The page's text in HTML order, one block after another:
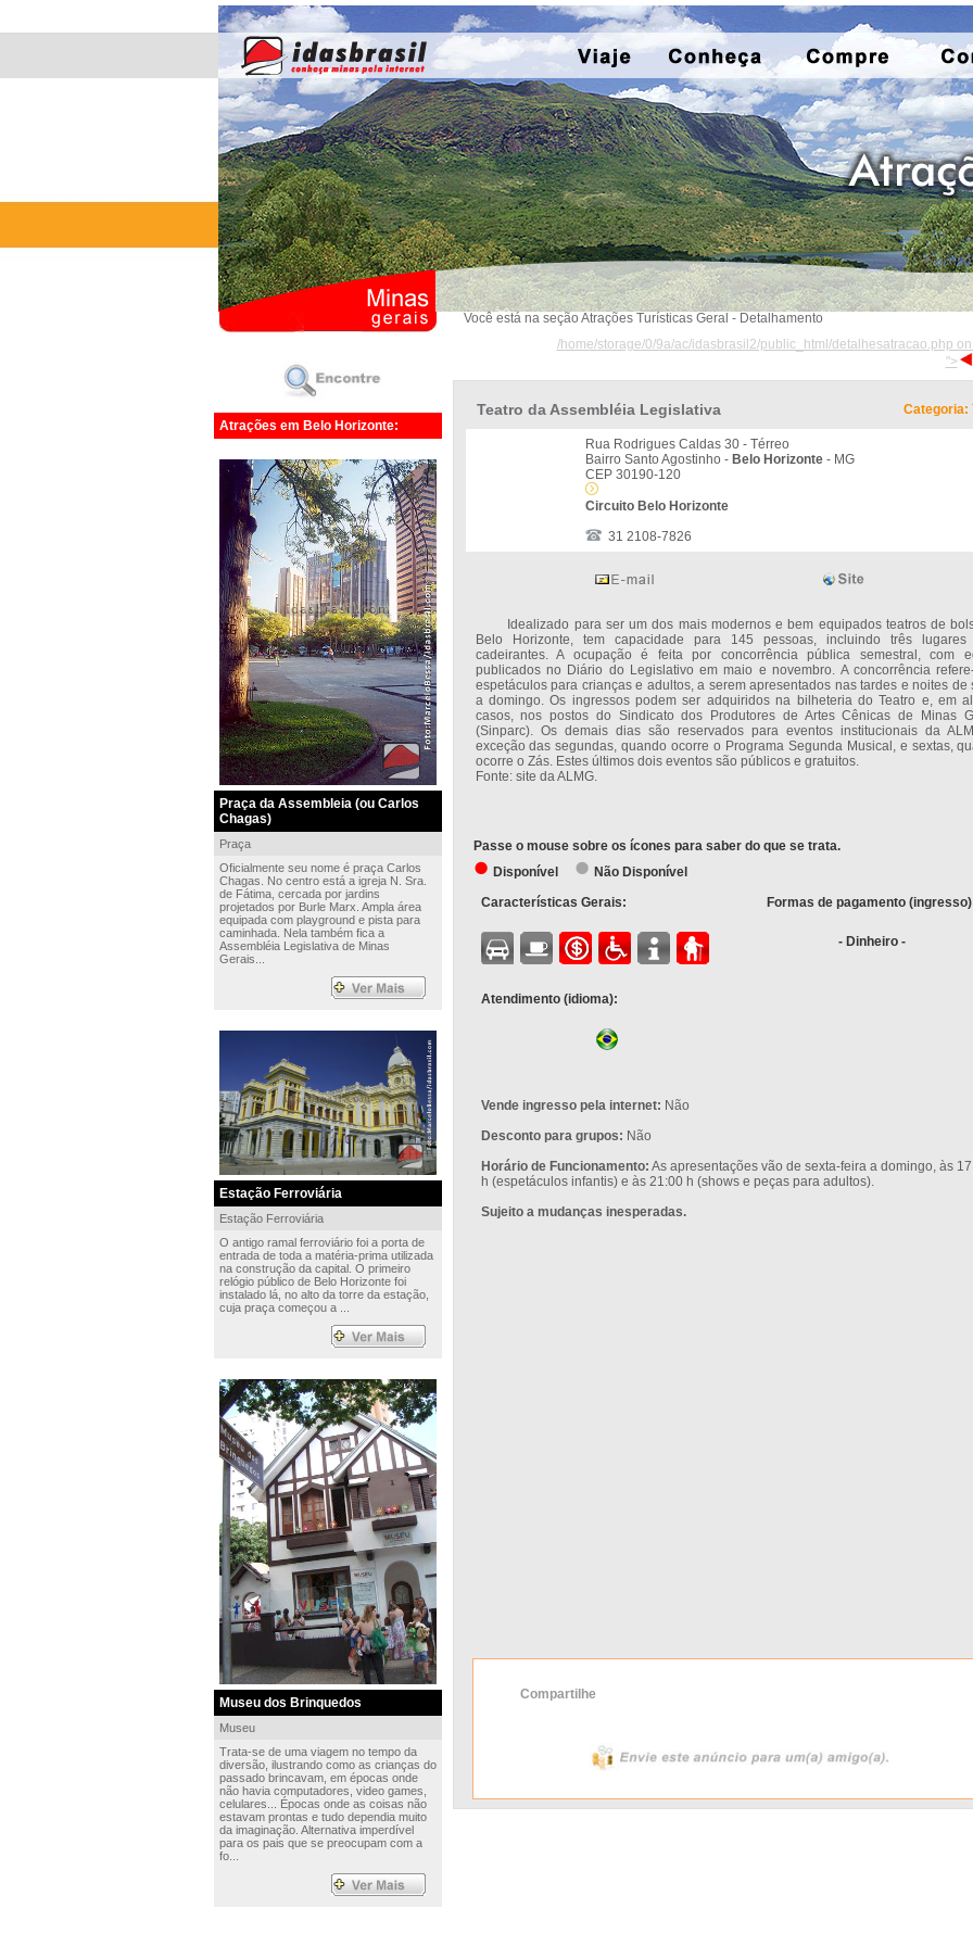
Atrações em Belo Horizonte:
Praça da Assembleia (ou Carlos
Chagas)
Praça
Oficialmente seu nome é praça Carlos
Chagas. No centro está a igreja N. Sra.
de Fátima, cercada por jardins
projetados por Burle Marx. Ampla área
equipada com playground e pista para
caminhada. Nela também fica a
Assembléia Legislativa de Minas
Gerais...
Estação Ferroviária
Estação Ferroviária
O antigo ramal ferroviário foi a porta de
entrada de toda a matéria-prima utilizada
na construção da capital. O primeiro
relógio público de Belo Horizonte foi
instalado lá, no alto da torre da estação,
cuja praça começou a ...
Museu dos Brinquedos
Museu
Trata-se de uma viagem no tempo da
diversão, ilustrando como as crianças do
passado brincavam, em épocas onde
não havia computadores, video games,
celulares... Épocas onde as coisas não
estavam prontas e tudo dependia muito
da imaginação. Alternativa imperdível
para os pais que se preocupam com a
fo...
Você está na seção Atrações Turísticas Geral - Detalhamento
/home/storage/0/9a/ac/idasbrasil2/public_html/detalhesatracao.php
">
Teatro da Assembléia Legislativa Categoria:
Rua Rodrigues Caldas 30 - Térreo
Bairro Santo Agostinho - Belo Horizonte - MG
CEP 30190-120
Circuito Belo Horizonte
31 2108-7826
Idealizado para ser um dos mais modernos e bem equipados teatros de
Belo Horizonte, tem capacidade para 145 pessoas, incluindo três lugares
cadeirantes. A ocupação é feita por concorrência pública semestral, com
publicados no Diário do Legislativo em maio e novembro. A concorrência
espetáculos para crianças e adultos, a serem apresentados nas tardes e noites de
a domingo. Os ingressos podem ser adquiridos na bilheteria do Teatro e, em
casos, nos postos do Sindicato dos Produtores de Artes Cênicas de Minas
(Sinparc). Os demais dias são reservados para eventos institucionais da
exceção das segundas, quando ocorre o Programa Segunda Musical, e sextas,
ocorre o Zás. Estes últimos dois eventos são públicos e gratuitos.
Fonte: site da ALMG.
Passe o mouse sobre os ícones para saber do que se trata.
Disponível
Não Disponível
Características Gerais:
Atendimento (idioma):
Formas de pagamento
- Dinheiro -
Vende ingresso pela internet: Não
Desconto para grupos: Não
Horário de Funcionamento: As apresentações vão de sexta-feira a domingo, às
h (espetáculos infantis) e às 21:00 h (shows e peças para adultos).
Sujeito a mudanças inesperadas.
Compartilhe